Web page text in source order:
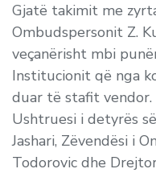
Gjatë takimit me
Ombudspersonit Z.
veçanërisht mbi
Institucionit që nga
duar të stafit vendor.
Ushtruesi i detyrës
Jashari, Zëvendësi i
Todorovic dhe